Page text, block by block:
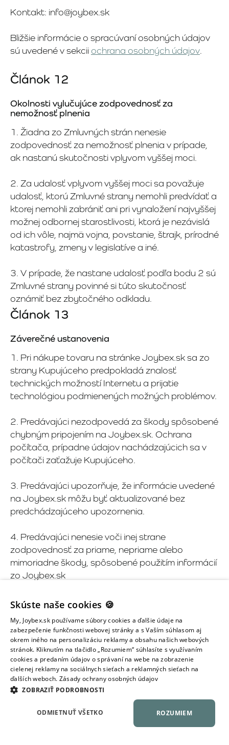
Kontakt: info@joybex.sk
Bližšie informácie o spracúvaní osobných údajov
sú uvedené v sekciiochrana osobných údajov.
Článok 12
Okolnosti vylučujúce zodpovednosť za
nemožnosť plnenia
1. Žiadna zo Zmluvných strán nenesie
zodpovednosť za nemožnosť plnenia v prípade,
ak nastanú skutočnosti vplyvom vyššej moci.
2. Za udalosť vplyvom vyššej moci sa považuje
udalosť, ktorú Zmluvné strany nemohli predvídať a
ktorej nemohli zabrániť ani pri vynaložení najvyššej
možnej odbornej starostlivosti, ktorá je nezávislá
od ich vôle, najmä vojna, povstanie, štrajk, prírodné
katastrofy, zmeny v legislatíve a iné.
3. V prípade, že nastane udalosť podľa bodu 2 sú
Zmluvné strany povinné si túto skutočnosť
oznámiť bez zbytočného odkladu.
Článok 13
Záverečné ustanovenia
1. Pri nákupe tovaru na stránke Joybex.sk sa zo
strany Kupujúceho predpokladá znalosť
technických možností Internetu a prijatie
technológiou podmienených možných problémov.
2. Predávajúci nezodpovedá za škody spôsobené
chybným pripojením na Joybex.sk. Ochrana
počítača, prípadne údajov nachádzajúcich sa v
počítači zaťažuje Kupujúceho.
3. Predávajúci upozorňuje, že informácie uvedené
na Joybex.sk môžu byť aktualizované bez
predchádzajúceho upozornenia.
4. Predávajúci nenesie voči inej strane
zodpovednosť za priame, nepriame alebo
mimoriadne škody, spôsobené použitím informácií
zo Joybex.sk
5. Predávajúci môže kedykoľvek bez
alebo názov tovaru uvedený na Joybex.sk
6. Predávajúci si vyhradzuje právo tieto VOP
kedykoľvek zmeniť a/alebo doplniť. Zmeny a/alebo
doplnky týchto VOP vstupujú do platnosti dňom
ich zverejnenia na Joybex.sk
7. Kupujúci súhlasí s tým, že mu bude zaslaná FA
za objednané produkty elektronicky formou e-
Skúste naše cookies 🍪
My, Joybex.sk používame súbory cookies a ďalšie údaje na
zabezpečenie funkčnosti webovej stránky a s Vaším súhlasom aj
okrem iného na personalizáciu reklamy a obsahu našich webových
stránok. Kliknutím na tlačidlo „Rozumiem“ súhlasíte s využívaním
cookies a predaním údajov o správaní na webe na zobrazenie
cielenej reklamy na sociálnych sieťach a reklamných sieťach na
ďalších weboch. Zásady ochrany osobných údajov
ZOBRAZIŤ PODROBNOSTI
ROZUMIEM
ODMIETNUŤ VŠETKO